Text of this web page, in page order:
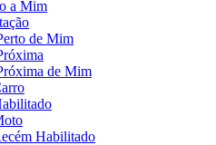
a Mim
de Mim
de Mim
Habilitado